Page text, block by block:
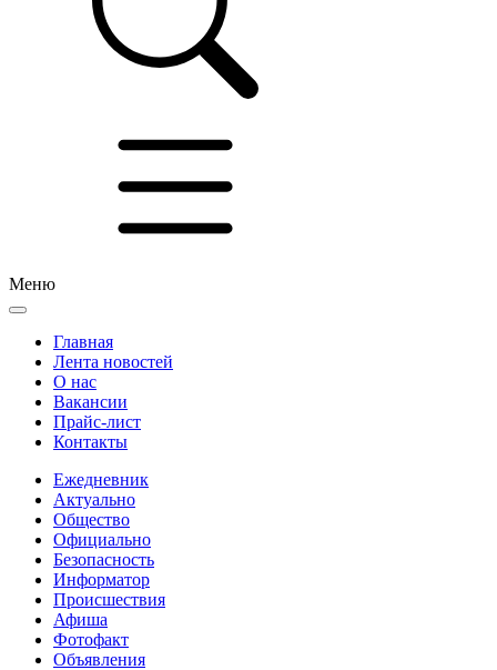
Меню
Главная
Лента новостей
О нас
Вакансии
Прайс-лист
Контакты
Ежедневник
Актуально
Общество
Официально
Безопасность
Информатор
Происшествия
Афиша
Фотофакт
Объявления